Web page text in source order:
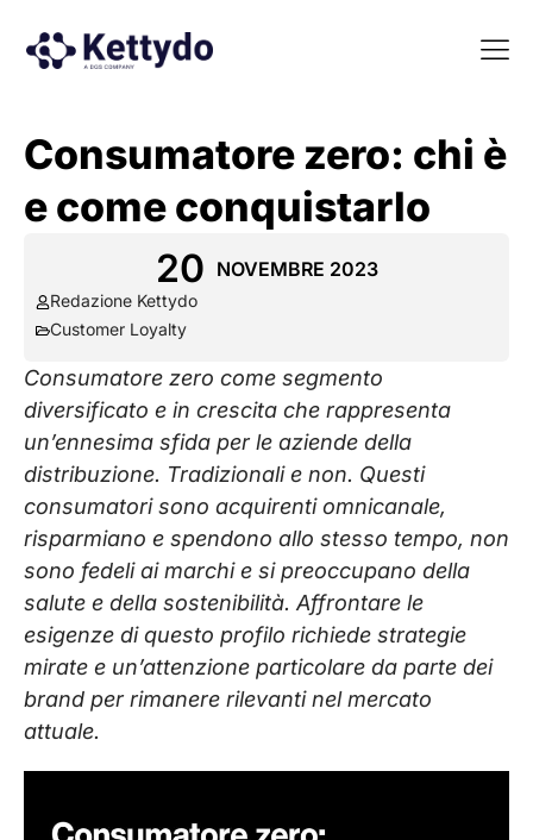
Consumatore zero: chi è
e come conquistarlo
20 NOVEMBRE 2023
Redazione Kettydo
Customer Loyalty
Consumatore zero come segmento
diversificato e in crescita che rappresenta
un’ennesima sfida per le aziende della
distribuzione. Tradizionali e non. Questi
consumatori sono acquirenti omnicanale,
risparmiano e spendono allo stesso tempo, non
sono fedeli ai marchi e si preoccupano della
salute e della sostenibilità. Affrontare le
esigenze di questo profilo richiede strategie
mirate e un’attenzione particolare da parte dei
brand per rimanere rilevanti nel mercato
attuale.